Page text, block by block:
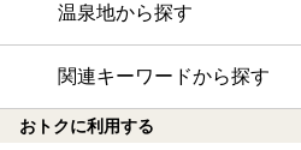
温泉地から探す
関連キーワードから探す
おトクに利用する